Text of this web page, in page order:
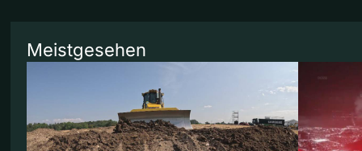
Meistgesehen